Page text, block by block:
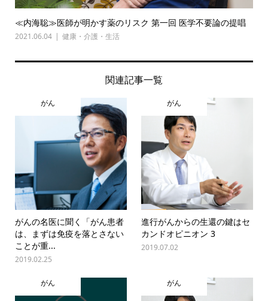
≪内海聡≫医師が明かす薬のリスク 第一回 医学不要論の提唱
2021.06.04 健康・介護・生活
関連記事一覧
がん
がんの名医に聞く「がん患者
は、まずは免疫を落とさない
ことが重...
2019.02.25
がん
進行がんからの生還の鍵はセ
カンドオピニオン 3
2019.07.02
がん がん